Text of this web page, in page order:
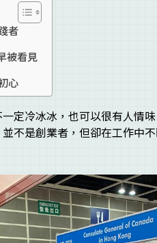
者
被看見
心
定冷冰冰，也可以很有人情
不是創業者，但卻在工作中